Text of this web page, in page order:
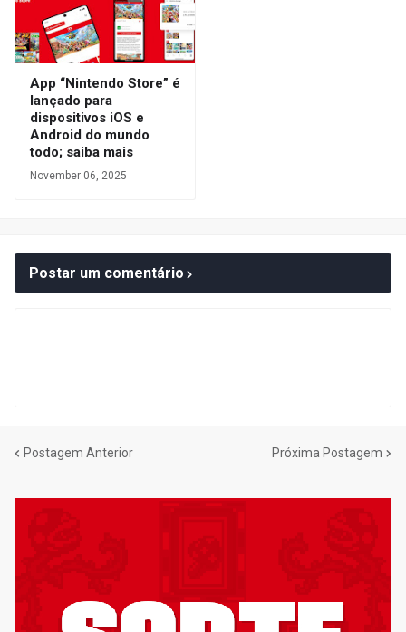
App “Nintendo Store” é
lançado para
dispositivos iOS e
Android do mundo
todo; saiba mais
November 06, 2025
Postar um comentário
Postagem Anterior Próxima Postagem